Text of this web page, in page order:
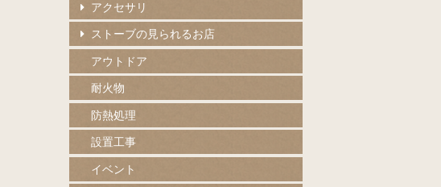
アクセサリ
ストーブの見られるお店
アウトドア
耐火物
防熱処理
設置工事
イベント